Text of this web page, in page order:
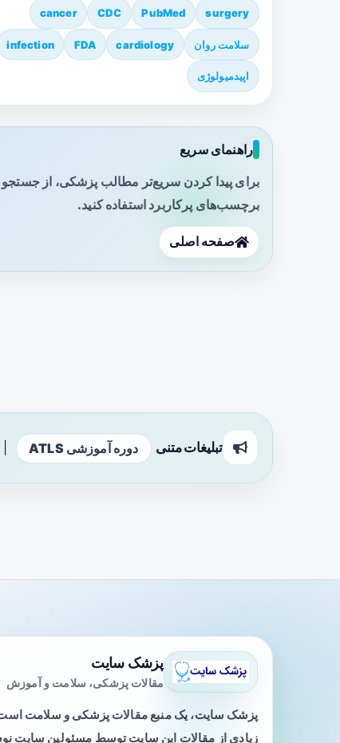
surgery
PubMed
CDC
cancer
سلامت روان cardiology
FDA
infection
اپیدمیولوژی
راهنمای سریع
برای پیدا کردن سریع‌تر مطالب پزشکی، از جستجو
برچسب‌های پرکاربرد استفاده کنید.
صفحه اصلی
تبلیغات متنی دوره آموزشی ATLS
پزشک سایت
مقالات پزشکی، سلامت و آموزش
پزشک سایت، یک منبع مقالات پزشکی و سلامت
زیادی از مقالات این سایت توسط مسئولین سایت